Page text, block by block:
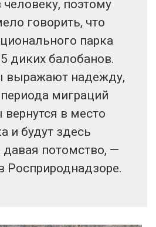
поэтому
говорить, что
парка
диких балобанов.
выражают надежду,
миграций
в место
и будут здесь
давая потомство, —
Росприроднадзоре.